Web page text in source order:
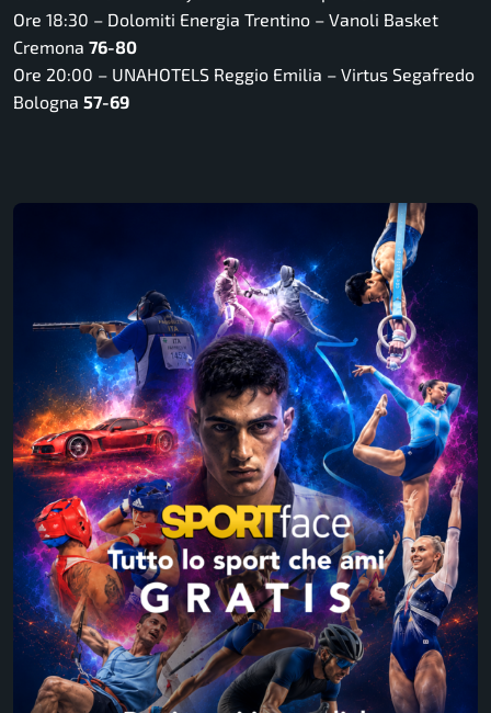
Ore 18:30 – Dolomiti Energia Trentino – Vanoli Basket
Cremona 76-80
Ore 20:00 – UNAHOTELS Reggio Emilia – Virtus Segafredo
Bologna 57-69